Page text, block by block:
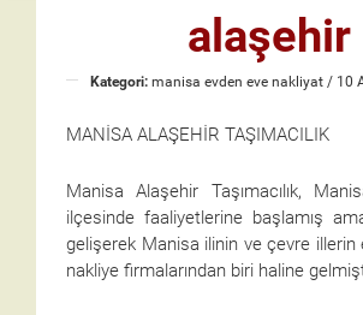
alaşehir
Kategori: manisa evden eve nakliyat / 10
MANİSA ALAŞEHİR TAŞIMACILIK
Manisa Alaşehir Taşımacılık,
ilçesinde faaliyetlerine başlamış
gelişerek Manisa ilinin ve çevre illerin
nakliye firmalarından biri haline